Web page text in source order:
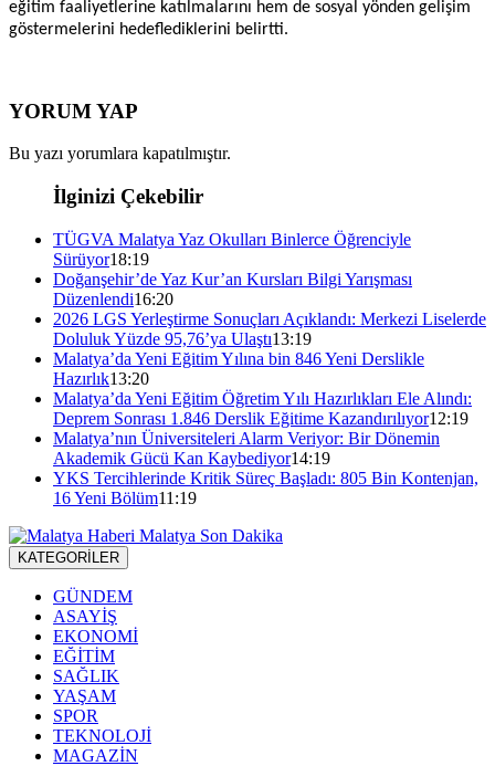
eğitim faaliyetlerine katılmalarını hem de sosyal yönden gelişim
göstermelerini hedeflediklerini belirtti.
YORUM YAP
Bu yazı yorumlara kapatılmıştır.
İlginizi Çekebilir
TÜGVA Malatya Yaz Okulları Binlerce Öğrenciyle
Sürüyor18:19
Doğanşehir’de Yaz Kur’an Kursları Bilgi Yarışması
Düzenlendi16:20
2026 LGS Yerleştirme Sonuçları Açıklandı: Merkezi Liselerde
Doluluk Yüzde 95,76’ya Ulaştı13:19
Malatya’da Yeni Eğitim Yılına bin 846 Yeni Derslikle
Hazırlık13:20
Malatya’da Yeni Eğitim Öğretim Yılı Hazırlıkları Ele Alındı:
Deprem Sonrası 1.846 Derslik Eğitime Kazandırılıyor12:19
Malatya’nın Üniversiteleri Alarm Veriyor: Bir Dönemin
Akademik Gücü Kan Kaybediyor14:19
YKS Tercihlerinde Kritik Süreç Başladı: 805 Bin Kontenjan,
16 Yeni Bölüm11:19
KATEGORİLER
GÜNDEM
ASAYİŞ
EKONOMİ
EĞİTİM
SAĞLIK
YAŞAM
SPOR
TEKNOLOJİ
MAGAZİN